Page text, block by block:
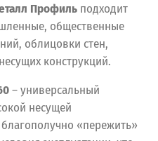
Профиль подходит
общественные
облицовки стен,
конструкций.
– универсальный
несущей
«пережить»